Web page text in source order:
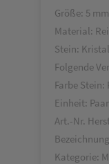
Größe: 5 mm
Material:
Stein:
Folgende
Farbe Stein:
Einheit: Paar
Art.-Nr.
Kategorie: